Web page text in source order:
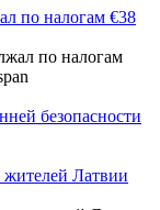
по налогам €38
безопасности
Латвии